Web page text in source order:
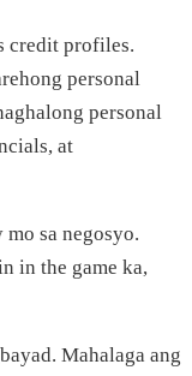
credit profiles.
personal
personal
at
sa negosyo.
in the game ka,
Mahalaga ang